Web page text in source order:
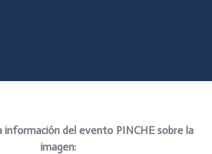
información del evento PINCHE sobre la
imagen: